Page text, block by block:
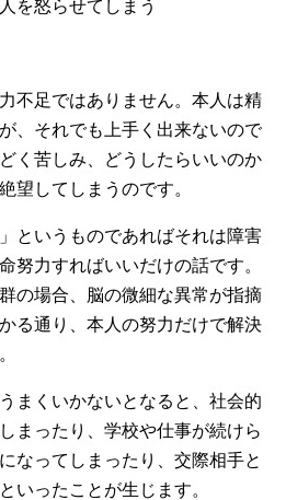
を怒らせてしまう
不足ではありません。本人は精
、それでも上手く出来ないので
く苦しみ、どうしたらいいのか
望してしまうのです。
というものであればそれは障害
努力すればいいだけの話です。
の場合、脳の微細な異常が指摘
る通り、本人の努力だけで解決
まくいかないとなると、社会的
まったり、学校や仕事が続けら
なってしまったり、交際相手と
いったことが生じます。